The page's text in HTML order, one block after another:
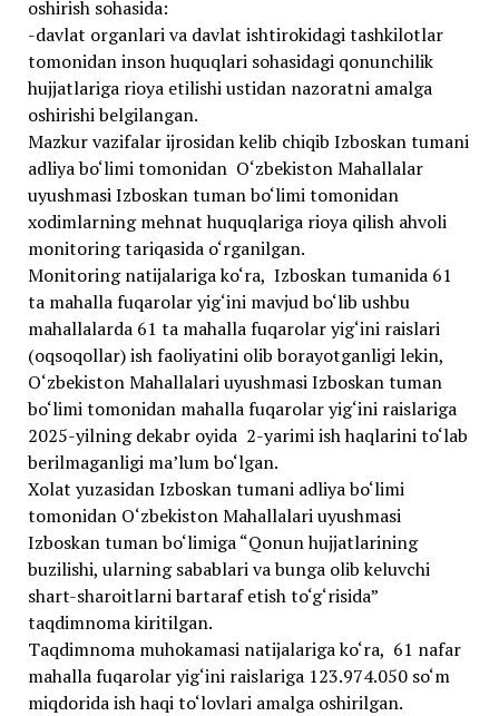
oshirish sohasida:
-davlat organlari va davlat ishtirokidagi tashkilotlar
tomonidan inson huquqlari sohasidagi qonunchilik
hujjatlariga rioya etilishi ustidan nazoratni amalga
oshirishi belgilangan.
Mazkur vazifalar ijrosidan kelib chiqib Izboskan tumani
adliya bo‘limi tomonidan O‘zbekiston Mahallalar
uyushmasi Izboskan tuman bo‘limi tomonidan
xodimlarning mehnat huquqlariga rioya qilish ahvoli
monitoring tariqasida o‘rganilgan.
Monitoring natijalariga ko‘ra, Izboskan tumanida 61
ta mahalla fuqarolar yig‘ini mavjud bo‘lib ushbu
mahallalarda 61 ta mahalla fuqarolar yig‘ini raislari
(oqsoqollar) ish faoliyatini olib borayotganligi lekin,
O‘zbekiston Mahallalari uyushmasi Izboskan tuman
bo‘limi tomonidan mahalla fuqarolar yig‘ini raislariga
2025-yilning dekabr oyida 2-yarimi ish haqlarini to‘lab
berilmaganligi ma’lum bo‘lgan.
Xolat yuzasidan Izboskan tumani adliya bo‘limi
tomonidan O‘zbekiston Mahallalari uyushmasi
Izboskan tuman bo‘limiga “Qonun hujjatlarining
buzilishi, ularning sabablari va bunga olib keluvchi
shart-sharoitlarni bartaraf etish to‘g‘risida”
taqdimnoma kiritilgan.
Taqdimnoma muhokamasi natijalariga ko‘ra, 61 nafar
mahalla fuqarolar yig‘ini raislariga 123.974.050 so‘m
miqdorida ish haqi to‘lovlari amalga oshirilgan.